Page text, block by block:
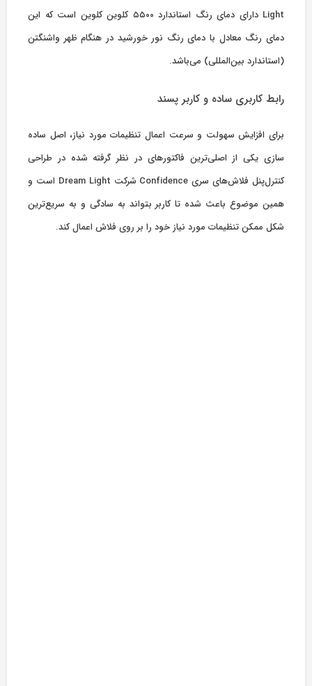
Light دارای دمای رنگ استاندارد ۵۵۰۰ کلوین کلوین است که این
دمای رنگ معادل با دمای رنگ نور خورشید در هنگام ظهر واشنگتن
(استاندارد بین‌المللی) می‌باشد.
رابط کاربری ساده و کاربر پسند
برای افزایش سهولت و سرعت اعمال تنظیمات مورد نیاز، اصل ساده
سازی یکی از اصلی‌ترین فاکتورهای در نظر گرفته شده در طراحی
کنترل‌پنل فلاش‌های سری Confidence شرکت Dream Light است و
همین موضوع باعث شده تا کاربر بتواند به سادگی و به سریع‌ترین
شکل ممکن تنظیمات مورد نیاز خود را بر روی فلاش اعمال کند.